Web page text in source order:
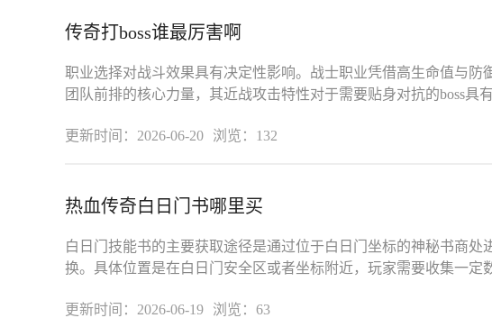
传奇打boss谁最厉害啊
职业选择对战斗效果具有决定性影响。战士职业凭借高生命值与防
团队前排的核心力量，其近战攻击特性对于需要贴身对抗的boss具
更新时间：2026-06-20
浏览：132
热血传奇白日门书哪里买
白日门技能书的主要获取途径是通过位于白日门坐标的神秘书商处
换。具体位置是在白日门安全区或者坐标附近，玩家需要收集一定
更新时间：2026-06-19
浏览：63